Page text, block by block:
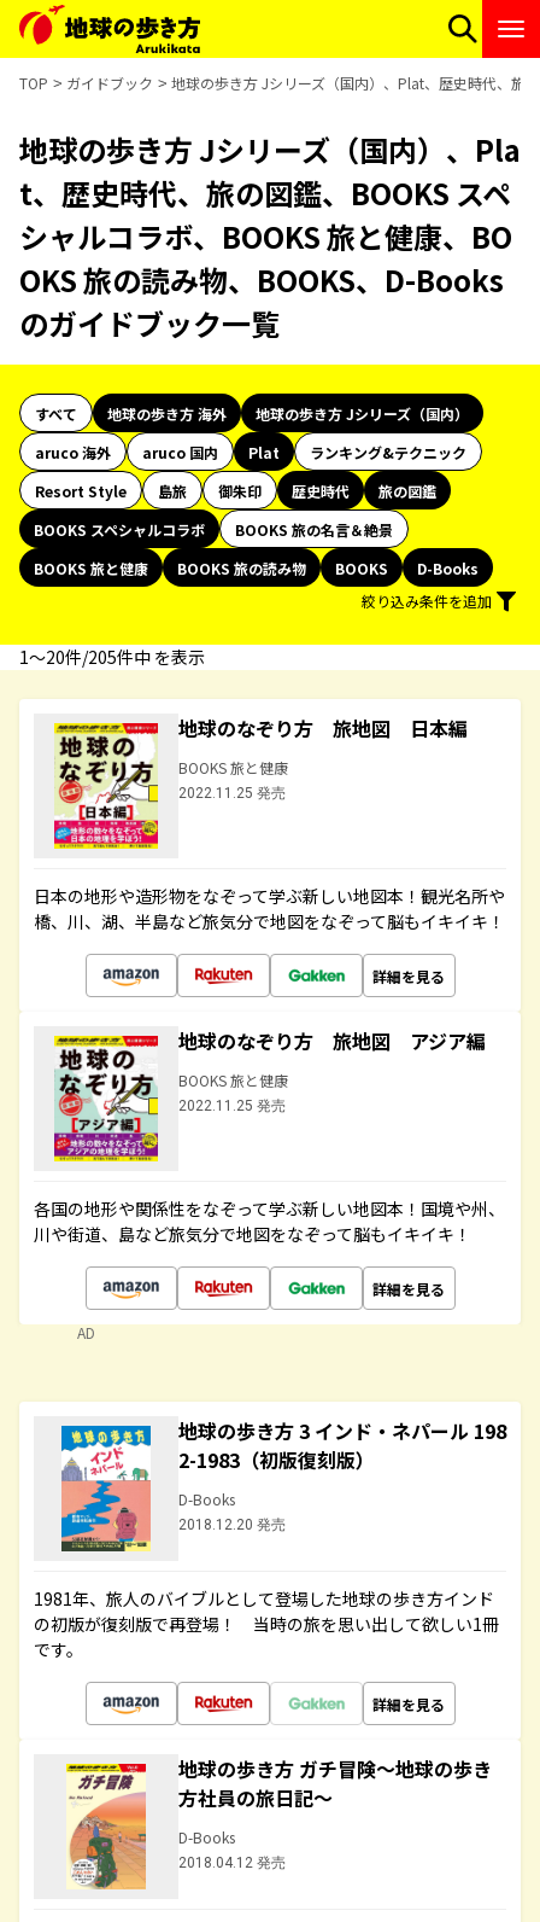
TOP ガイドブック 地球の歩き方 Jシリーズ（国内）、Plat、歴史時代、旅
地球の歩き方 Jシリーズ（国内）、Pla
t、歴史時代、旅の図鑑、BOOKS スペ
シャルコラボ、BOOKS 旅と健康、BO
OKS 旅の読み物、BOOKS、D-Books
のガイドブック一覧
すべて 地球の歩き方 海外
地球の歩き方 Jシリーズ（国内）
aruco 海外
aruco 国内 Plat
ランキング&テクニック
Resort Style
島旅 御朱印 歴史時代
旅の図鑑
BOOKS スペシャルコラボ
BOOKS 旅の名言＆絶景
BOOKS 旅と健康
BOOKS 旅の読み物 BOOKS
D-Books
絞り込み条件を追加
1〜20件/205件中 を表示
地球のなぞり方 旅地図 日本編
BOOKS 旅と健康
2022.11.25 発売
日本の地形や造形物をなぞって学ぶ新しい地図本！観光名所や
橋、川、湖、半島など旅気分で地図をなぞって脳もイキイキ！
詳細を見る
地球のなぞり方 旅地図 アジア編
BOOKS 旅と健康
2022.11.25 発売
各国の地形や関係性をなぞって学ぶ新しい地図本！国境や州、
川や街道、島など旅気分で地図をなぞって脳もイキイキ！
詳細を見る
AD
地球の歩き方 3 インド・ネパール 198
2-1983（初版復刻版）
D-Books
2018.12.20 発売
1981年、旅人のバイブルとして登場した地球の歩き方インド
の初版が復刻版で再登場！ 当時の旅を思い出して欲しい1冊
です。
詳細を見る
地球の歩き方 ガチ冒険～地球の歩き
方社員の旅日記～
D-Books
2018.04.12 発売